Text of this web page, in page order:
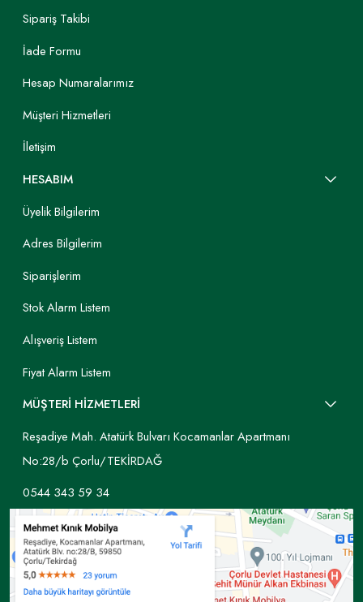
Sipariş Takibi
İade Formu
Hesap Numaralarımız
Müşteri Hizmetleri
İletişim
HESABIM
Üyelik Bilgilerim
Adres Bilgilerim
Siparişlerim
Stok Alarm Listem
Alışveriş Listem
Fiyat Alarm Listem
MÜŞTERİ HİZMETLERİ
Reşadiye Mah. Atatürk Bulvarı Kocamanlar Apartmanı
No:28/b Çorlu/TEKİRDAĞ
0544 343 59 34